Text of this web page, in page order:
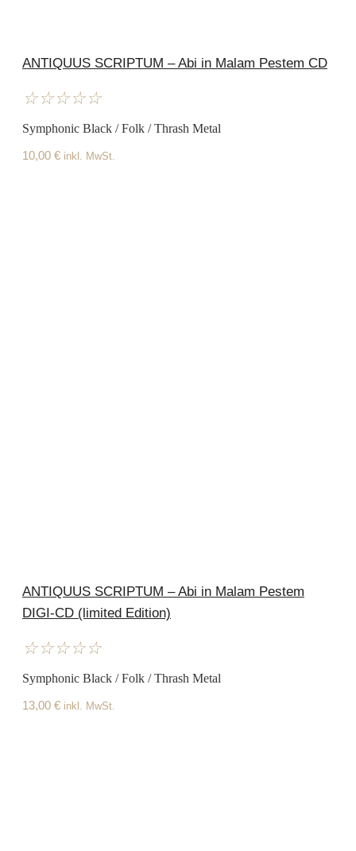
ANTIQUUS SCRIPTUM – Abi in Malam Pestem CD
☆☆☆☆☆
Symphonic Black / Folk / Thrash Metal
10,00 € inkl. MwSt.
ANTIQUUS SCRIPTUM – Abi in Malam Pestem
DIGI-CD (limited Edition)
☆☆☆☆☆
Symphonic Black / Folk / Thrash Metal
13,00 € inkl. MwSt.